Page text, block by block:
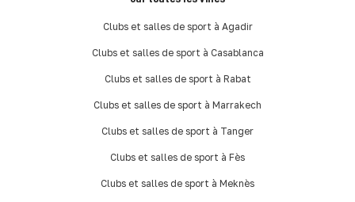
Clubs et salles de sport à Agadir
Clubs et salles de sport à Casablanca
Clubs et salles de sport à Rabat
Clubs et salles de sport à Marrakech
Clubs et salles de sport à Tanger
Clubs et salles de sport à Fès
Clubs et salles de sport à Meknès